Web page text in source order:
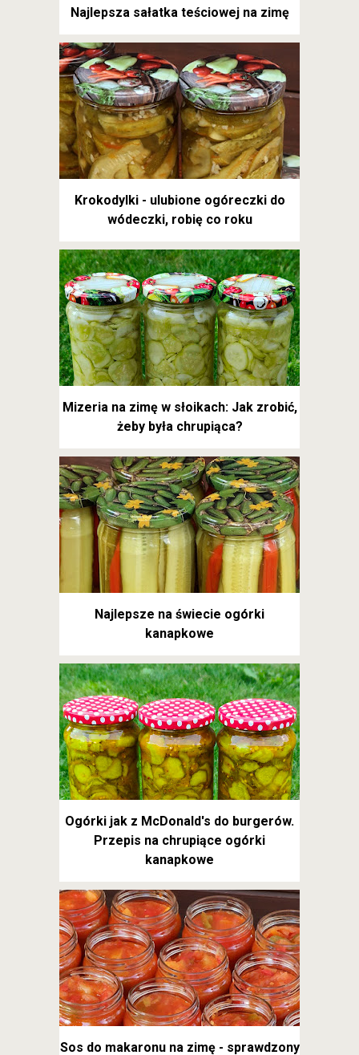
Najlepsza sałatka teściowej na zimę
Krokodylki - ulubione ogóreczki do
wódeczki, robię co roku
Mizeria na zimę w słoikach: Jak zrobić,
żeby była chrupiąca?
Najlepsze na świecie ogórki
kanapkowe
Ogórki jak z McDonald's do burgerów.
Przepis na chrupiące ogórki
kanapkowe
Sos do makaronu na zimę - sprawdzony